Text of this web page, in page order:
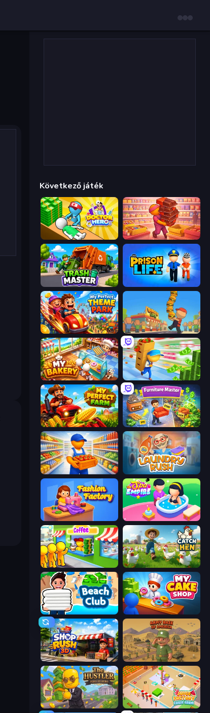
Következő játék
Doctor Hero Candy Packing Store
Trash Master Prison Life
My Perfect Theme Park Burger Life
My bakery Supermarket Empire
My Perfect Farm Furniture Master: Idle Tycoon
Supermarket Manager Laundry Rush
Fashion Factory Spa Empire
Coffee Idle Catch the Hen
Beach Club My Cake Shop
Shop Rush 3D Army Base Of America
The Hustler Juice Factory - Fruit Farm